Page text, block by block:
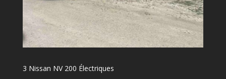
3 Nissan NV 200 Électriques